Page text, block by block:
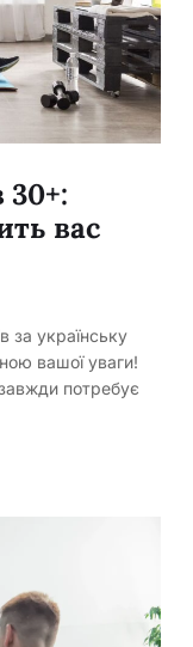
30+:
вас
за українську
вашої уваги!
потребує